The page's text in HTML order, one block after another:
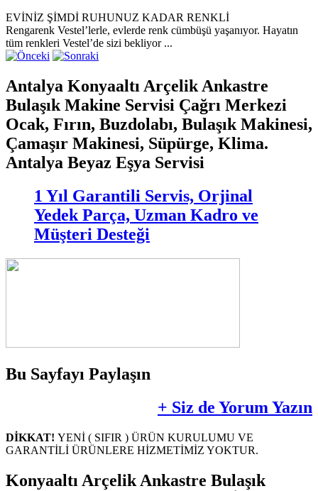
EVİNİZ ŞİMDİ RUHUNUZ KADAR RENKLİ
Rengarenk Vestel’lerle, evlerde renk cümbüşü yaşanıyor. Hayatın
tüm renkleri Vestel’de sizi bekliyor ...
Antalya Konyaaltı Arçelik Ankastre
Bulaşık Makine Servisi Çağrı Merkezi
Ocak, Fırın, Buzdolabı, Bulaşık Makinesi,
Çamaşır Makinesi, Süpürge, Klima.
Antalya Beyaz Eşya Servisi
1 Yıl Garantili Servis, Orjinal
Yedek Parça, Uzman Kadro ve
Müşteri Desteği
Bu Sayfayı Paylaşın
+ Siz de Yorum Yazın
DİKKAT! YENİ ( SIFIR ) ÜRÜN KURULUMU VE
GARANTİLİ ÜRÜNLERE HİZMETİMİZ YOKTUR.
Konyaaltı Arçelik Ankastre Bulaşık